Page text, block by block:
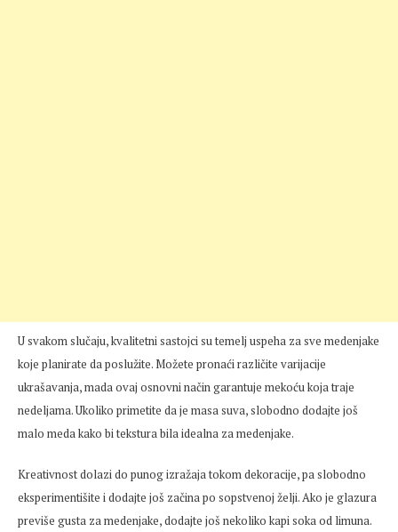
U svakom slučaju, kvalitetni sastojci su temelj uspeha za sve medenjake
koje planirate da poslužite. Možete pronaći različite varijacije
ukrašavanja, mada ovaj osnovni način garantuje mekoću koja traje
nedeljama. Ukoliko primetite da je masa suva, slobodno dodajte još
malo meda kako bi tekstura bila idealna za medenjake.
Kreativnost dolazi do punog izražaja tokom dekoracije, pa slobodno
eksperimentišite i dodajte još začina po sopstvenoj želji. Ako je glazura
previše gusta za medenjake, dodajte još nekoliko kapi soka od limuna.